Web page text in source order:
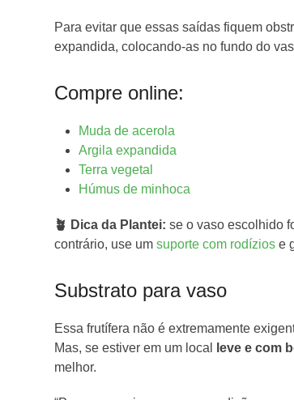
Para evitar que essas saídas fiquem
expandida, colocando-as no fundo do
Compre online:
Muda de acerola
Argila expandida
Terra vegetal
Húmus de minhoca
🪴 Dica da Plantei: se o vaso escolhido
contrário, use umsuporte com rodízios e
Substrato para vaso
Essa frutífera não é extremamente
Mas, se estiver em um local
leve e com
melhor.